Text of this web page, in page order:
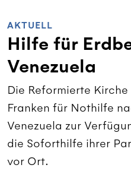
AKTUELL
Hilfe für
Venezuela
Die Reformierte
Franken für Nothilfe
Venezuela zur
die Soforthilfe ihrer
vor Ort.